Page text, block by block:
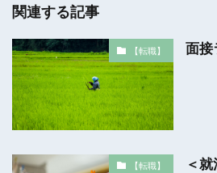
関連する記事
【転職】 面
【転職】
＜